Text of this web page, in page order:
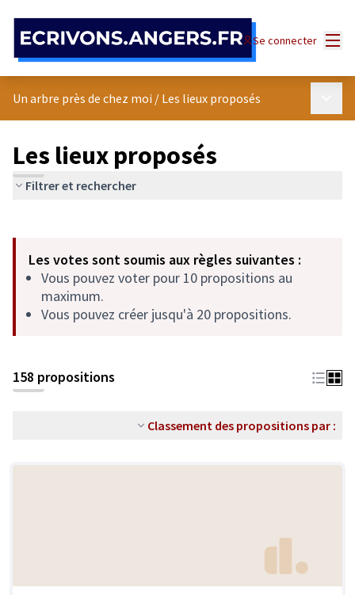
Se connecter
Un arbre près de chez moi / Les lieux proposés
Les lieux proposés
Filtrer et rechercher
−
Les votes sont soumis aux règles suivantes :
Vous pouvez voter pour 10 propositions au
maximum.
Vous pouvez créer jusqu'à 20 propositions.
158 propositions
Classement des propositions par :